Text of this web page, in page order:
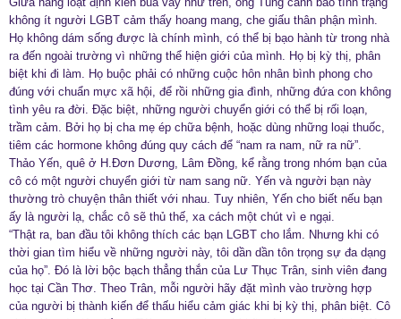
không ít người LGBT cảm thấy hoang mang, che giấu thân phận mình.
Họ không dám sống được là chính mình, có thể bị bạo hành từ trong nhà
ra đến ngoài trường vì những thể hiện giới của mình. Họ bị kỳ thị, phân
biệt khi đi làm. Họ buộc phải có những cuộc hôn nhân bình phong cho
đúng với chuẩn mực xã hội, để rồi những gia đình, những đứa con không
tình yêu ra đời. Đặc biệt, những người chuyển giới có thể bị rối loạn,
trầm cảm. Bởi họ bị cha mẹ ép chữa bệnh, hoặc dùng những loại thuốc,
tiêm các hormone không đúng quy cách để “nam ra nam, nữ ra nữ”.
Thảo Yến, quê ở H.Đơn Dương, Lâm Đồng, kể rằng trong nhóm bạn của
cô có một người chuyển giới từ nam sang nữ. Yến và người bạn này
thường trò chuyện thân thiết với nhau. Tuy nhiên, Yến cho biết nếu bạn
ấy là người lạ, chắc cô sẽ thủ thế, xa cách một chút vì e ngại.
“Thật ra, ban đầu tôi không thích các bạn LGBT cho lắm. Nhưng khi có
thời gian tìm hiểu về những người này, tôi dần dần tôn trọng sự đa dạng
của họ”. Đó là lời bộc bạch thẳng thắn của Lư Thục Trân, sinh viên đang
học tại Cần Thơ. Theo Trân, mỗi người hãy đặt mình vào trường hợp
của người bị thành kiến để thấu hiểu cảm giác khi bị kỳ thị, phân biệt. Cô